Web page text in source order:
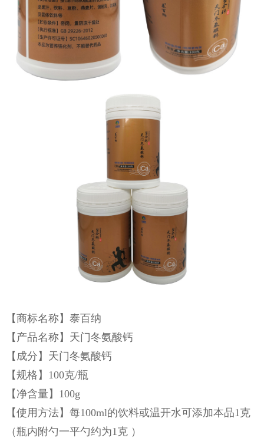
【商标名称】泰百纳
【产品名称】天门冬氨酸钙
【成分】天门冬氨酸钙
【规格】100克/瓶
【净含量】100g
【使用方法】每100ml的饮料或温开水可添加本品1克
（瓶内附勺一平勺约为1克 ）